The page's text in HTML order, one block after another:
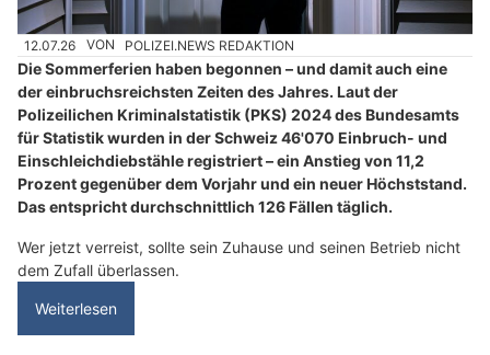
12.07.26 VON POLIZEI.NEWS REDAKTION
Die Sommerferien haben begonnen – und damit auch eine
der einbruchsreichsten Zeiten des Jahres. Laut der
Polizeilichen Kriminalstatistik (PKS) 2024 des Bundesamts
für Statistik wurden in der Schweiz 46'070 Einbruch- und
Einschleichdiebstähle registriert – ein Anstieg von 11,2
Prozent gegenüber dem Vorjahr und ein neuer Höchststand.
Das entspricht durchschnittlich 126 Fällen täglich.
Wer jetzt verreist, sollte sein Zuhause und seinen Betrieb nicht
dem Zufall überlassen.
Weiterlesen